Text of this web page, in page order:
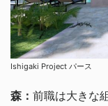
Ishigaki Project パース
森： 前職は大きな